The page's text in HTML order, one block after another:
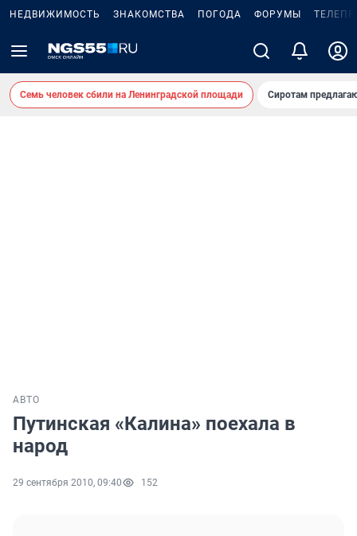
НЕДВИЖИМОСТЬ ЗНАКОМСТВА ПОГОДА ФОРУМЫ
Семь человек сбили на Ленинградской площади Сиротам
АВТО
Путинская «Калина» поехала в
народ
29 сентября 2010, 09:40 152